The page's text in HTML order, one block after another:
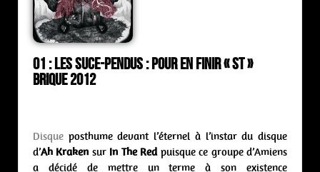
01 : Les Suce-Pendus : pour en finir « st »
Brique 2012
Disque posthume devant l’éternel à l’instar du disque
d’Ah Kraken sur In The Redpuisque ce groupe d’Amiens
a décidé de mettre un terme à son existence